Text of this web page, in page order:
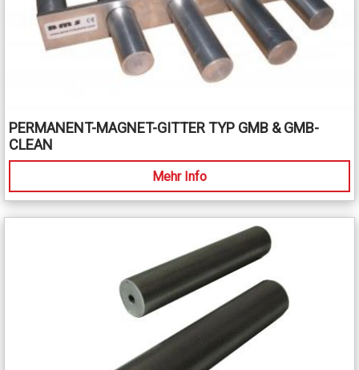
PERMANENT-MAGNET-GITTER TYP GMB & GMB-
CLEAN
Mehr Info